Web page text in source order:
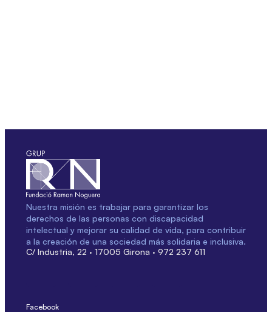
Nuestra misión es trabajar para garantizar los
derechos de las personas con discapacidad
intelectual y mejorar su calidad de vida, para contribuir
a la creación de una sociedad más solidaria e inclusiva.
C/ Industria, 22 · 17005 Girona · 972 237 611
Facebook